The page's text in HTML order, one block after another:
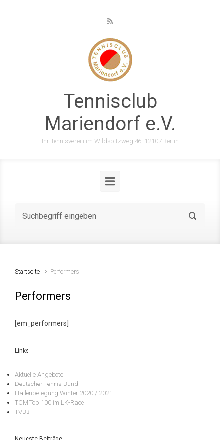
Tennisclub
Mariendorf e.V.
Ihr Tennisverein im Wildspitzweg 46, 12107 Berlin
Startseite Performers
Performers
[em_performers]
Links
Aktuelle Angebote
Deutscher Tennis Bund
Hallenbelegung Winter 2020 / 2021
TCM Top 100 im LK-Race
TVBB
Neueste Beiträge